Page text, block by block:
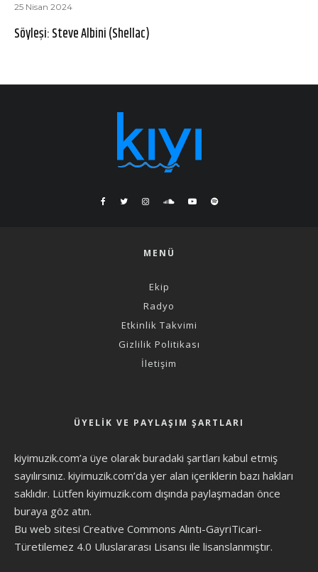
25 Nisan 2024
Söyleşi: Steve Albini (Shellac)
MENÜ
Ekip
Radyo
Etkinlik Takvimi
Gizlilik Politikası
İletişim
ÜYELIK VE PAYLAŞIM ŞARTLARI
kiyimuzik.com’a üye olarak buradaki şartları kabul etmiş
sayılırsınız. kiyimuzik.com’da yer alan içeriklerin bazı hakları
saklıdır. Lütfen kiyimuzik.com dışında paylaşmadan önce
buraya göz atın.
Bu web sitesi Creative Commons Alıntı-GayriTicari-
Türetilemez 4.0 Uluslararası Lisansı ile lisanslanmıştır.